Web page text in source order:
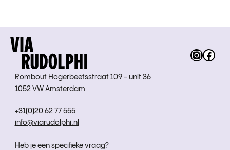
Rombout Hogerbeetsstraat 109 - unit 36
1052 VW Amsterdam
+31(0)20 62 77 555
info@viarudolphi.nl
Heb je een specifieke vraag?